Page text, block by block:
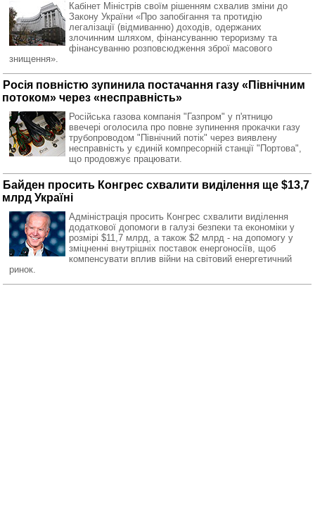
Кабінет Міністрів своїм рішенням схвалив зміни до
Закону України «Про запобігання та протидію
легалізації (відмиванню) доходів, одержаних
злочинним шляхом, фінансуванню тероризму та
фінансуванню розповсюдження зброї масового
знищення».
Росія повністю зупинила постачання газу «Північним
потоком» через «несправність»
Російська газова компанія "Газпром" у п'ятницю
ввечері оголосила про повне зупинення прокачки газу
трубопроводом "Північний потік" через виявлену
несправність у єдиній компресорній станції "Портова",
що продовжує працювати.
Байден просить Конгрес схвалити виділення ще $13,7
млрд Україні
Адміністрація просить Конгрес схвалити виділення
додаткової допомоги в галузі безпеки та економіки у
розмірі $11,7 млрд, а також $2 млрд - на допомогу у
зміцненні внутрішніх поставок енергоносіїв, щоб
компенсувати вплив війни на світовий енергетичний
ринок.